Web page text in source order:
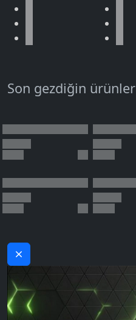
Son gezdiğin ürünler